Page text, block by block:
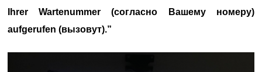
Ihrer Wartenummer (согласно Вашему номеру)
aufgerufen (вызовут).”